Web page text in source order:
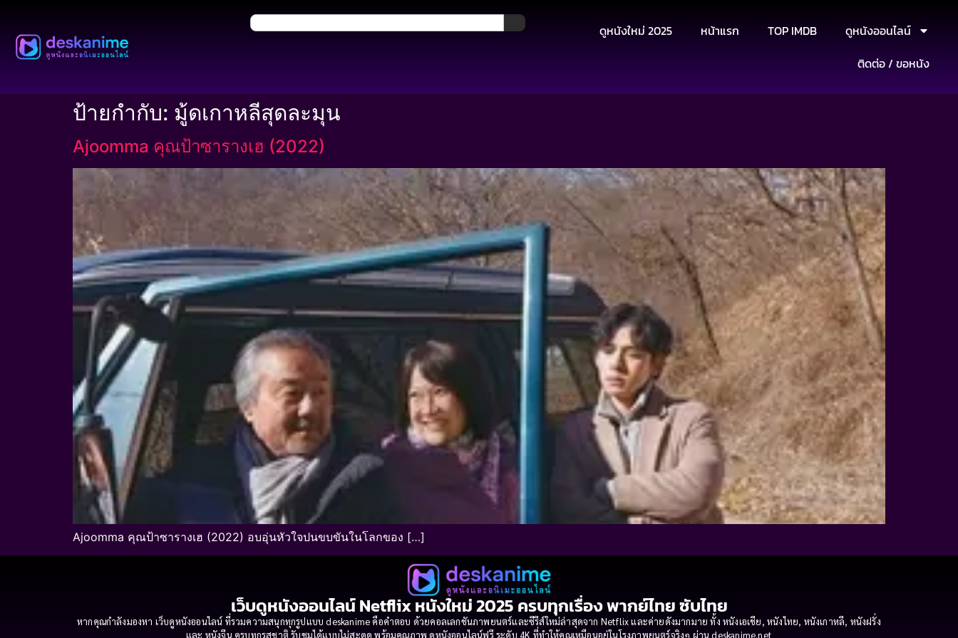
ดูหนังใหม่ 2025 หน้าแรก TOP IMDB
ดูหนังออนไลน์
ติดต่อ / ขอหนัง
ป้ายกำกับ: มู้ดเกาหลีสุดละมุน
Ajoomma คุณป้าซารางเฮ (2022)
Ajoomma คุณป้าซารางเฮ (2022) อบอุ่นหัวใจปนขบขันในโลกของ […]
เว็บดูหนังออนไลน์ Netflix หนังใหม่ 2025 ครบทุกเรื่อง พากย์ไทย ซับไทย
หากคุณกำลังมองหา เว็บดูหนังออนไลน์ ที่รวมความสนุกทุกรูปแบบ deskanime คือคำตอบ ด้วยคอลเลกชันภาพยนตร์และซีรีส์ใหม่ล่าสุดจาก Netflix และค่ายดังมากมาย ทั้ง หนังเอเชีย, หนังไทย, หนังเกาหลี, หนังฝรั่ง
และ หนังจีน ครบทุกรสชาติ รับชมได้แบบไม่สะดุด พร้อมคุณภาพ ดูหนังออนไลน์ฟรี ระดับ 4K ที่ทำให้คุณเหมือนอยู่ในโรงภาพยนตร์จริงๆ ผ่าน deskanime.net